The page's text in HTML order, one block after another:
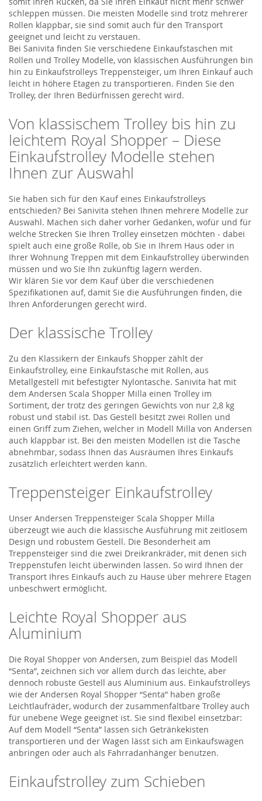
schleppen müssen. Die meisten Modelle sind trotz mehrerer
Rollen klappbar, sie sind somit auch für den Transport
geeignet und leicht zu verstauen.
Bei Sanivita finden Sie verschiedene Einkaufstaschen mit
Rollen und Trolley Modelle, von klassischen Ausführungen bin
hin zu Einkaufstrolleys Treppensteiger, um Ihren Einkauf auch
leicht in höhere Etagen zu transportieren. Finden Sie den
Trolley, der Ihren Bedürfnissen gerecht wird.
Von klassischem Trolley bis hin zu
leichtem Royal Shopper – Diese
Einkaufstrolley Modelle stehen
Ihnen zur Auswahl
Sie haben sich für den Kauf eines Einkaufstrolleys
entschieden? Bei Sanivita stehen Ihnen mehrere Modelle zur
Auswahl. Machen sich daher vorher Gedanken, wofür und für
welche Strecken Sie Ihren Trolley einsetzen möchten - dabei
spielt auch eine große Rolle, ob Sie in Ihrem Haus oder in
Ihrer Wohnung Treppen mit dem Einkaufstrolley überwinden
müssen und wo Sie Ihn zukünftig lagern werden.
Wir klären Sie vor dem Kauf über die verschiedenen
Spezifikationen auf, damit Sie die Ausführungen finden, die
Ihren Anforderungen gerecht wird.
Der klassische Trolley
Zu den Klassikern der Einkaufs Shopper zählt der
Einkaufstrolley, eine Einkaufstasche mit Rollen, aus
Metallgestell mit befestigter Nylontasche. Sanivita hat mit
dem Andersen Scala Shopper Milla einen Trolley im
Sortiment, der trotz des geringen Gewichts von nur 2,8 kg
robust und stabil ist. Das Gestell besitzt zwei Rollen und
einen Griff zum Ziehen, welcher in Modell Milla von Andersen
auch klappbar ist. Bei den meisten Modellen ist die Tasche
abnehmbar, sodass Ihnen das Ausräumen Ihres Einkaufs
zusätzlich erleichtert werden kann.
Treppensteiger Einkaufstrolley
Unser Andersen Treppensteiger Scala Shopper Milla
überzeugt wie auch die klassische Ausführung mit zeitlosem
Design und robustem Gestell. Die Besonderheit am
Treppensteiger sind die zwei Dreikrankräder, mit denen sich
Treppenstufen leicht überwinden lassen. So wird Ihnen der
Transport Ihres Einkaufs auch zu Hause über mehrere Etagen
unbeschwert ermöglicht.
Leichte Royal Shopper aus
Aluminium
Die Royal Shopper von Andersen, zum Beispiel das Modell
“Senta”, zeichnen sich vor allem durch das leichte, aber
dennoch robuste Gestell aus Aluminium aus. Einkaufstrolleys
wie der Andersen Royal Shopper “Senta” haben große
Leichtlaufräder, wodurch der zusammenfaltbare Trolley auch
für unebene Wege geeignet ist. Sie sind flexibel einsetzbar:
Auf dem Modell “Senta” lassen sich Getränkekisten
transportieren und der Wagen lässt sich am Einkaufswagen
anbringen oder auch als Fahrradanhänger benutzen.
Einkaufstrolley zum Schieben